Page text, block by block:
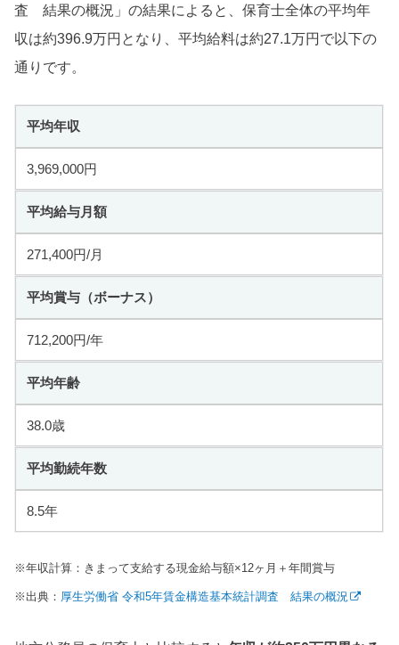
査 結果の概況」の結果によると、保育士全体の平均年
収は約396.9万円となり、平均給料は約27.1万円で以下の
通りです。
平均年収
3,969,000円
平均給与月額
271,400円/月
平均賞与（ボーナス）
712,200円/年
平均年齢
38.0歳
平均勤続年数
8.5年
※年収計算：きまって支給する現金給与額×12ヶ月＋年間賞与
※出典： 厚生労働省 令和5年賃金構造基本統計調査 結果の概況